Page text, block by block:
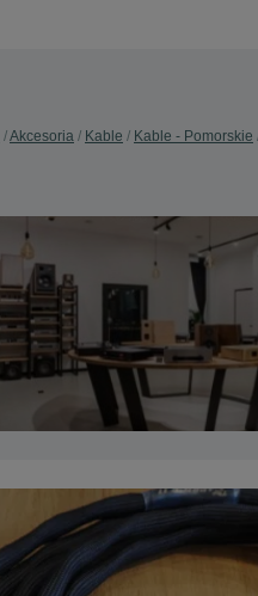
Akcesoria Kable Kable - Pomorskie